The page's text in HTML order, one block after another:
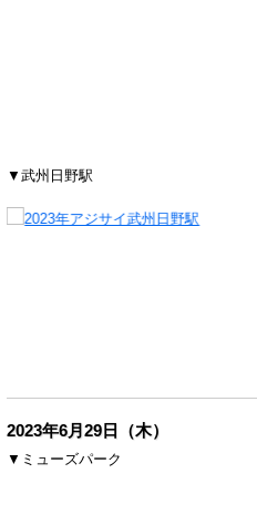
▼武州日野駅
2023年6月29日（木）
▼ミューズパーク